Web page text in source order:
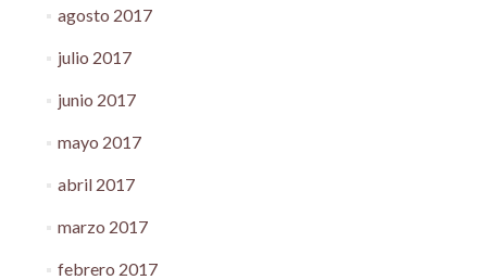
agosto 2017
julio 2017
junio 2017
mayo 2017
abril 2017
marzo 2017
febrero 2017